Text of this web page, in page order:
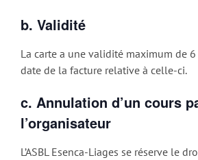
b. Validité
La carte a une validité maximum de
date de la facture relative à celle-ci.
c. Annulation d’un cours
l’organisateur
L’ASBL Esenca-Liages se réserve le